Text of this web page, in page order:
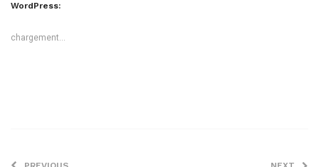
dans
une
WordPress:
chargement…